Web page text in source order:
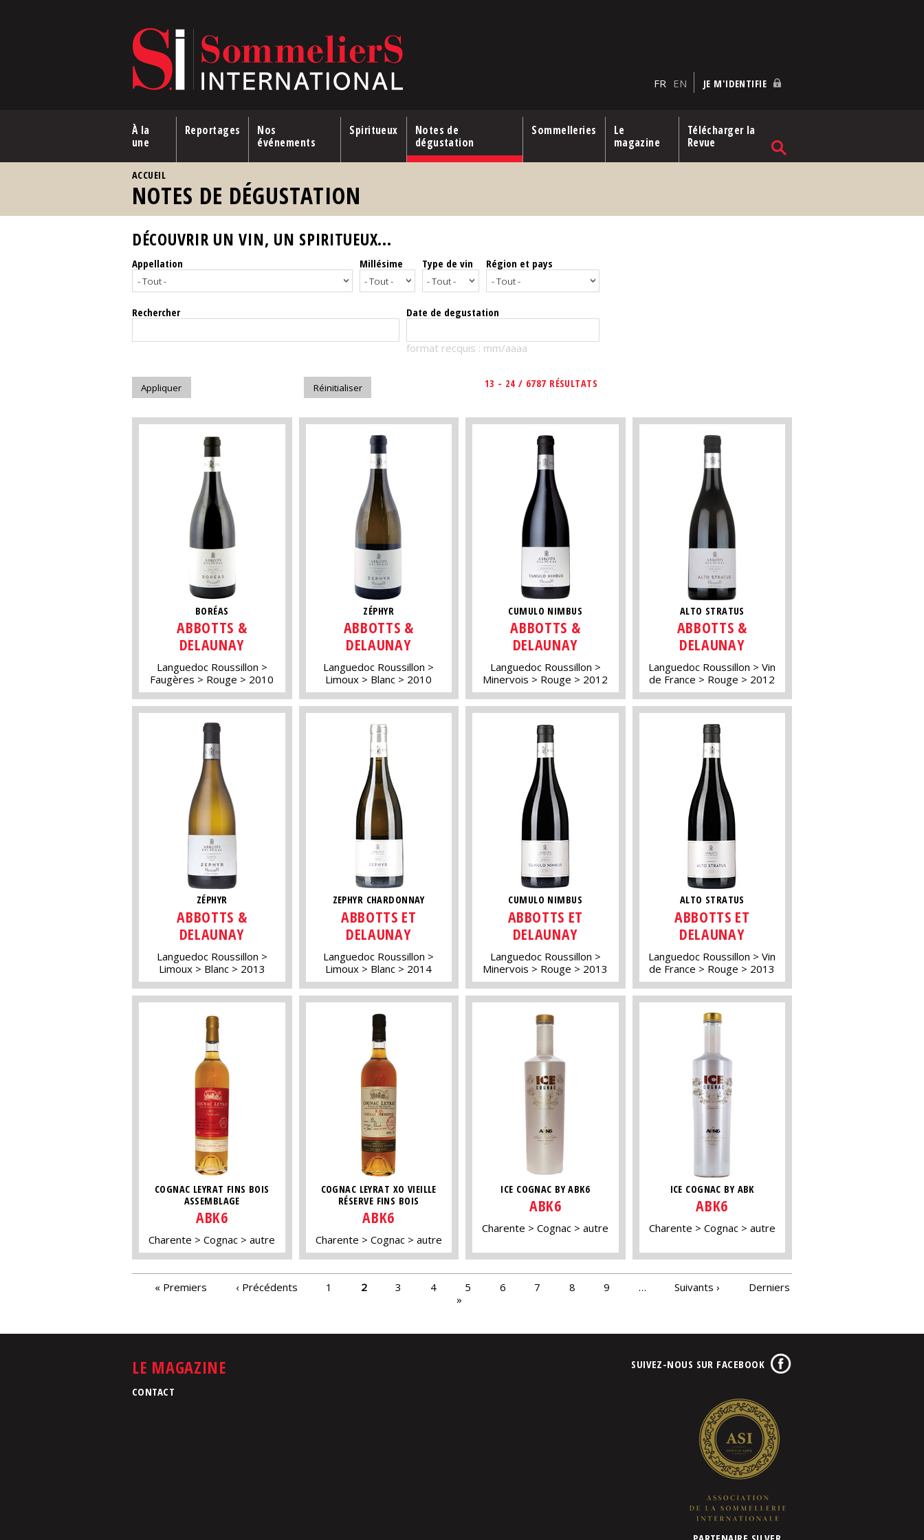
FR EN JE M'IDENTIFIE
À la
une
Reportages
Nos
événements
Spiritueux
Notes de
dégustation
Sommelleries
Le
magazine
Télécharger la
Revue
ACCUEIL
NOTES DE DÉGUSTATION
DÉCOUVRIR UN VIN, UN SPIRITUEUX...
Appellation Millésime Type de vin Région et pays
Rechercher Date de degustation
format recquis : mm/aaaa
13 - 24 / 6787 RÉSULTATS
BORÉAS
ABBOTTS &
DELAUNAY
Languedoc Roussillon
Faugères
Rouge 2010
ZÉPHYR
ABBOTTS &
DELAUNAY
Languedoc Roussillon
Limoux
Blanc 2010
CUMULO NIMBUS
ABBOTTS &
DELAUNAY
Languedoc Roussillon
Minervois
Rouge 2012
ALTO STRATUS
ABBOTTS &
DELAUNAY
Languedoc Roussillon
Vin
de France
Rouge 2012
ZÉPHYR
ABBOTTS &
DELAUNAY
Languedoc Roussillon
Limoux
Blanc 2013
ZEPHYR CHARDONNAY
ABBOTTS ET
DELAUNAY
Languedoc Roussillon
Limoux
Blanc 2014
CUMULO NIMBUS
ABBOTTS ET
DELAUNAY
Languedoc Roussillon
Minervois
Rouge 2013
ALTO STRATUS
ABBOTTS ET
DELAUNAY
Languedoc Roussillon
Vin
de France
Rouge 2013
COGNAC LEYRAT FINS BOIS
ASSEMBLAGE
ABK6
Charente Cognac autre
COGNAC LEYRAT XO VIEILLE
RÉSERVE FINS BOIS
ABK6
Charente Cognac autre
ICE COGNAC BY ABK6
ABK6
Charente Cognac autre
ICE COGNAC BY ABK
ABK6
Charente Cognac autre
PAGES
« Premiers ‹ Précédents 1 2 3 4 5 6 7 8 9 … Suivants ›
Derniers
»
LE MAGAZINE
CONTACT
SUIVEZ-NOUS SUR FACEBOOK